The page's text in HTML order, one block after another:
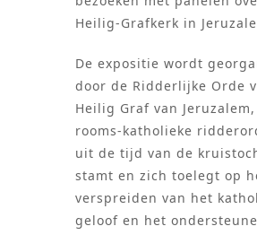
Heilig-Grafkerk in
De expositie wordt
door de Ridderlijke Orde
Heilig Graf van Jeruzalem,
rooms-katholieke
uit de tijd van de
stamt en zich toelegt op
verspreiden van het
geloof en het